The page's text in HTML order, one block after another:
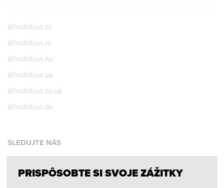
Allnutrition.cz
Allnutrition.ro
Allnutrition.hu
Allnutrition.ua
Allnutrition.co.uk
Allnutrition.de
SLEDUJTE NÁS
Facebook
PRISPÔSOBTE SI SVOJE ZÁŽITKY